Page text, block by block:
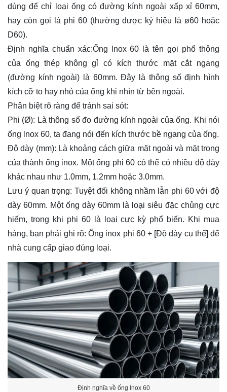
dùng để chỉ loại ống có đường kính ngoài xấp xỉ 60mm,
hay còn gọi là phi 60(thường được ký hiệu là ø60 hoặc
D60).
Định nghĩa chuẩn xác:Ống lnox 60 là tên gọi phổ thông
của ống thép không gỉ có kích thước mặt cắt ngang
(đường kính ngoài) là 60mm. Đây là thông số định hình
kích cỡ to hay nhỏ của ống khi nhìn từ bên ngoài.
Phân biệt rõ ràng để tránh sai sót:
Phi (Ø): Là thông số đo đường kính ngoài của ống. Khi nói
ống lnox 60, ta đang nói đến kích thước bề ngang của ống.
Độ dày (mm): Là khoảng cách giữa mặt ngoài và mặt trong
của thành ống inox. Một ống phi 60 có thể có nhiều độ dày
khác nhau như 1.0mm, 1.2mm hoặc 3.0mm.
Lưu ý quan trọng: Tuyệt đối không nhầm lẫn phi 60 với độ
dày 60mm. Một ống dày 60mm là loại siêu đặc chủng cực
hiếm, trong khi phi 60 là loại cực kỳ phổ biến. Khi mua
hàng, bạn phải ghi rõ:Ống inox phi 60 + [Độ dày cụ thể] để
nhà cung cấp giao đúng loại.
Định nghĩa về ống lnox 60